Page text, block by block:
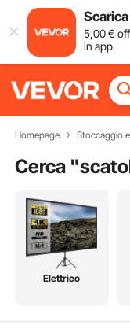
5,00€
in app.
Homepage Stoccaggio
Cerca "
Elettrico